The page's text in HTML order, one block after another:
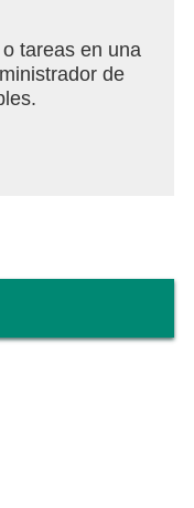
tareas en una
de